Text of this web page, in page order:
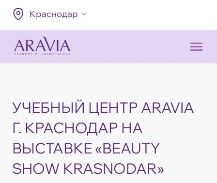
Краснодар
УЧЕБНЫЙ ЦЕНТР ARAVIA
Г. КРАСНОДАР НА
ВЫСТАВКЕ «BEAUTY
SHOW KRASNODAR»